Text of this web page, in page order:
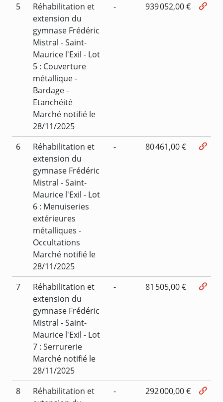
5
Réhabilitation et
extension du
gymnase Frédéric
Mistral - Saint-
Maurice l'Exil - Lot
5 : Couverture
métallique -
Bardage -
Etanchéité
Marché notifié le
28/11/2025
- 939 052,00 €
6
Réhabilitation et
extension du
gymnase Frédéric
Mistral - Saint-
Maurice l'Exil - Lot
6 : Menuiseries
extérieures
métalliques -
Occultations
Marché notifié le
28/11/2025
- 80 461,00 €
7
Réhabilitation et
extension du
gymnase Frédéric
Mistral - Saint-
Maurice l'Exil - Lot
7 : Serrurerie
Marché notifié le
28/11/2025
- 81 505,00 €
8
Réhabilitation et
- 292 000,00 €